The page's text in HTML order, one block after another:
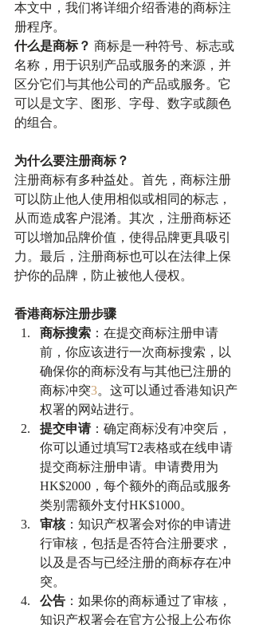
本文中，我们将详细介绍香港的商标注
册程序。
什么是商标？ 商标是一种符号、标志或
名称，用于识别产品或服务的来源，并
区分它们与其他公司的产品或服务。它
可以是文字、图形、字母、数字或颜色
的组合。
为什么要注册商标？
注册商标有多种益处。首先，商标注册
可以防止他人使用相似或相同的标志，
从而造成客户混淆。其次，注册商标还
可以增加品牌价值，使得品牌更具吸引
力。最后，注册商标也可以在法律上保
护你的品牌，防止被他人侵权。
香港商标注册步骤
商标搜索 ：在提交商标注册申请
前，你应该进行一次商标搜索，以
确保你的商标没有与其他已注册的
商标冲突3。这可以通过香港知识产
权署的网站进行。
提交申请：确定商标没有冲突后，
你可以通过填写T2表格或在线申请
提交商标注册申请。申请费用为
HK$2000，每个额外的商品或服务
类别需额外支付HK$1000。
审核：知识产权署会对你的申请进
行审核，包括是否符合注册要求，
以及是否与已经注册的商标存在冲
突。
公告 ：如果你的商标通过了审核，
知识产权署会在官方公报上公布你